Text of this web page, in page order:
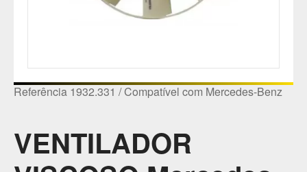
Referência 1932.331 / Compatível com Mercedes-Benz
VENTILADOR